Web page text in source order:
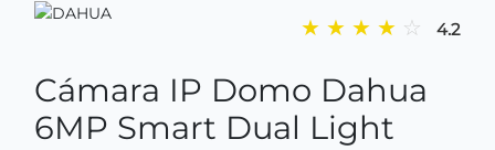
★ ★ ★ ★ ☆ 4.2
Cámara IP Domo Dahua
6MP Smart Dual Light